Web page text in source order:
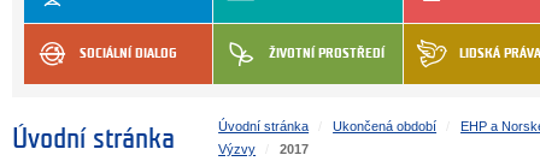
SOCIÁLNÍ DIALOG ŽIVOTNÍ PROSTŘEDÍ LIDSKÁ PRÁVA
Úvodní stránka
Úvodní stránka Ukončená období
EHP a
Výzvy
2017